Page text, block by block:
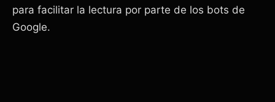
para facilitar la lectura por parte de los bots de
Google.